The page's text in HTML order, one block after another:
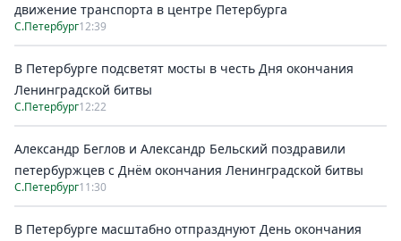
движение транспорта в центре Петербурга
С.Петербург12:39
В Петербурге подсветят мосты в честь Дня окончания
Ленинградской битвы
С.Петербург12:22
Александр Беглов и Александр Бельский поздравили
петербуржцев с Днём окончания Ленинградской битвы
С.Петербург11:30
В Петербурге масштабно отпразднуют День окончания